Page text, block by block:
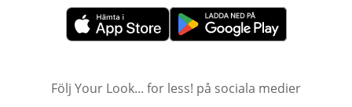
öppnas i nytt fönsteröppnas i nytt fönster
Följ Your Look... for less! på sociala medier